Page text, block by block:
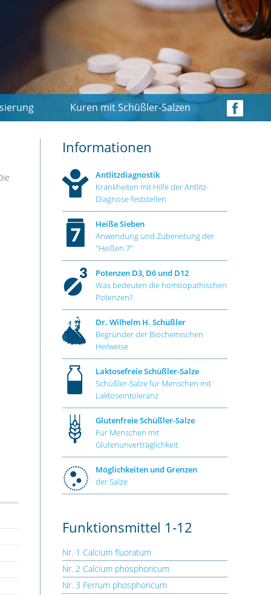
Kuren mit Schüßler-Salzen
Informationen
Antlitzdiagnostik
Krankheiten mit Hilfe der Antlitz-
Diagnose feststellen
Heiße Sieben
Anwendung und Zubereitung der
"Heißen 7"
Potenzen D3, D6 und D12
Was bedeuten die homöopathischen
Potenzen?
Dr. Wilhelm H. Schüßler
Begründer der Biochemischen
Heilweise
Laktosefreie Schüßler-Salze
Schüßler-Salze für Menschen mit
Laktoseintoleranz
Glutenfreie Schüßler-Salze
Für Menschen mit
Glutenunverträglichkeit
Möglichkeiten und Grenzen
der Salze
Funktionsmittel 1-12
Nr. 1 Calcium fluoratum
Nr. 2 Calcium phosphoricum
Nr. 3 Ferrum phosphoricum